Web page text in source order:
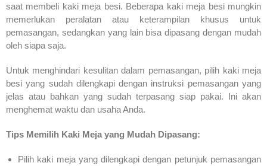
saat membeli kaki meja besi. Beberapa kaki meja besi mungkin
memerlukan peralatan atau keterampilan khusus untuk
pemasangan, sedangkan yang lain bisa dipasang dengan mudah
oleh siapa saja.
Untuk menghindari kesulitan dalam pemasangan, pilih kaki meja
besi yang sudah dilengkapi dengan instruksi pemasangan yang
jelas atau bahkan yang sudah terpasang siap pakai. Ini akan
menghemat waktu dan usaha Anda.
Tips Memilih Kaki Meja yang Mudah Dipasang:
Pilih kaki meja yang dilengkapi dengan petunjuk pemasangan